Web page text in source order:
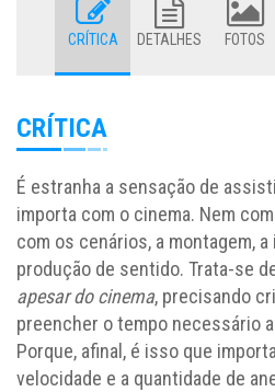
CRÍTICA DETALHES FOTOS
CRÍTICA
É estranha a sensação de
importa com o cinema. Nem
com os cenários, a montagem, a
produção de sentido. Trata-se
apesar do cinema, precisando
preencher o tempo necessário
Porque, afinal, é isso que
velocidade e a quantidade de